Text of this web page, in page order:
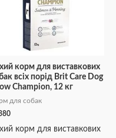
корм для виставкових
всіх порід Brit Care Dog
Champion, 12 кг
для собак
корм для виставкових